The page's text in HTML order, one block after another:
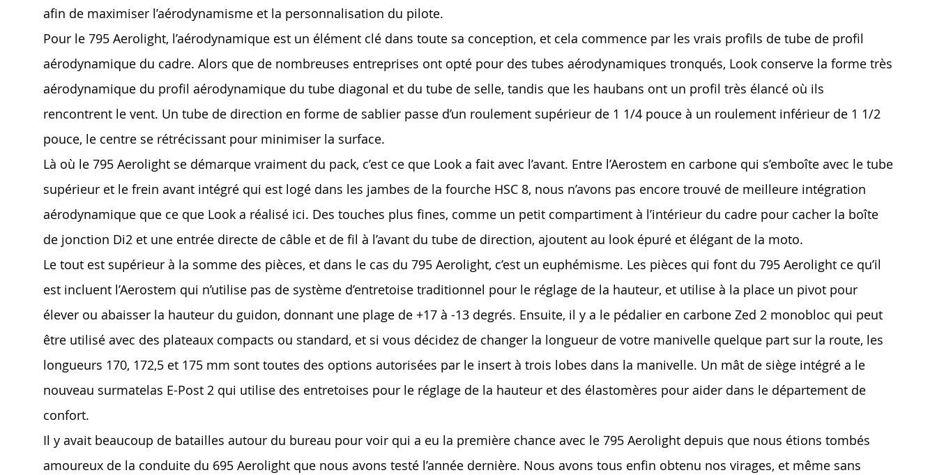
afin de maximiser l’aérodynamisme et la personnalisation du pilote.
Pour le 795 Aerolight, l’aérodynamique est un élément clé dans toute sa conception, et cela commence par les vrais proﬁls de tube de profil
aérodynamique du cadre. Alors que de nombreuses entreprises ont opté pour des tubes aérodynamiques tronqués, Look conserve la forme très
aérodynamique du profil aérodynamique du tube diagonal et du tube de selle, tandis que les haubans ont un proﬁl très élancé où ils
rencontrent le vent. Un tube de direction en forme de sablier passe d’un roulement supérieur de 1 1/4 pouce à un roulement inférieur de 1 1/2
pouce, le centre se rétrécissant pour minimiser la surface.
Là où le 795 Aerolight se démarque vraiment du pack, c’est ce que Look a fait avec l’avant. Entre l’Aerostem en carbone qui s’emboîte avec le tube
supérieur et le frein avant intégré qui est logé dans les jambes de la fourche HSC 8, nous n’avons pas encore trouvé de meilleure intégration
aérodynamique que ce que Look a réalisé ici. Des touches plus fines, comme un petit compartiment à l’intérieur du cadre pour cacher la boîte
de jonction Di2 et une entrée directe de câble et de fil à l’avant du tube de direction, ajoutent au look épuré et élégant de la moto.
Le tout est supérieur à la somme des pièces, et dans le cas du 795 Aerolight, c’est un euphémisme. Les pièces qui font du 795 Aerolight ce qu’il
est incluent l’Aerostem qui n’utilise pas de système d’entretoise traditionnel pour le réglage de la hauteur, et utilise à la place un pivot pour
élever ou abaisser la hauteur du guidon, donnant une plage de +17 à -13 degrés. Ensuite, il y a le pédalier en carbone Zed 2 monobloc qui peut
être utilisé avec des plateaux compacts ou standard, et si vous décidez de changer la longueur de votre manivelle quelque part sur la route, les
longueurs 170, 172,5 et 175 mm sont toutes des options autorisées par le insert à trois lobes dans la manivelle. Un mât de siège intégré a le
nouveau surmatelas E-Post 2 qui utilise des entretoises pour le réglage de la hauteur et des élastomères pour aider dans le département de
confort.
Il y avait beaucoup de batailles autour du bureau pour voir qui a eu la première chance avec le 795 Aerolight depuis que nous étions tombés
amoureux de la conduite du 695 Aerolight que nous avons testé l’année dernière. Nous avons tous enfin obtenu nos virages, et même sans